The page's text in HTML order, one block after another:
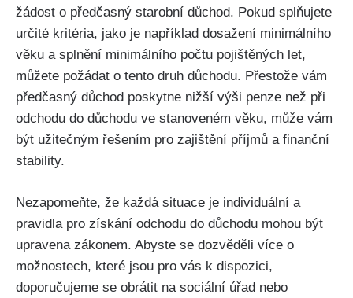
žádost o předčasný starobní důchod. Pokud splňujete
určité kritéria, jako je například dosažení minimálního
věku a splnění minimálního počtu pojištěných let,
můžete požádat o tento druh důchodu. Přestože vám
předčasný důchod poskytne nižší výši penze než při
odchodu do důchodu ve stanoveném věku, může vám
být užitečným řešením pro zajištění příjmů a finanční
stability.
Nezapomeňte, že každá situace je individuální a
pravidla pro získání odchodu do důchodu mohou být
upravena zákonem. Abyste se dozvěděli více o
možnostech, které jsou pro vás k dispozici,
doporučujeme se obrátit na sociální úřad nebo